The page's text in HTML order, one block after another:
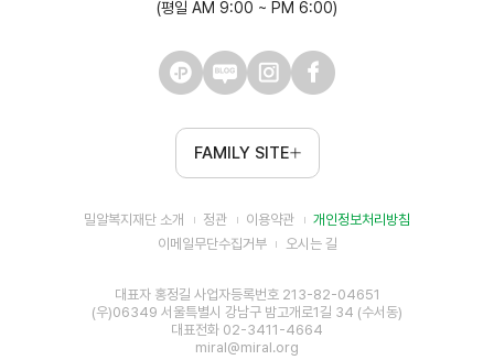
(평일 AM 9:00 ~ PM 6:00)
FAMILY SITE
밀알복지재단 소개 정관 이용약관
개인정보처리방침
이메일무단수집거부
오시는 길
대표자 홍정길 사업자등록번호 213-82-04651
(우)06349 서울특별시 강남구 밤고개로1길 34 (수서동)
대표전화 02-3411-4664
miral@miral.org